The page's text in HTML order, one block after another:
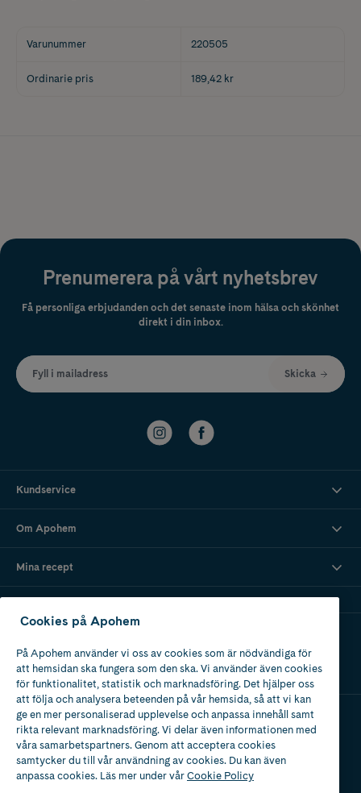
Varunummer 220505
Ordinarie pris 189,42 kr
Prenumerera på vårt nyhetsbrev
Få personliga erbjudanden och det senaste inom hälsa och skönhet
direkt i din inbox.
Fyll i mailadress Skicka
Kundservice
Om Apohem
Mina recept
Apotek med tillstånd
av Läkemedelsverket
Cookies på Apohem
På Apohem använder vi oss av cookies som är nödvändiga för
att hemsidan ska fungera som den ska. Vi använder även cookies
för funktionalitet, statistik och marknadsföring. Det hjälper oss
att följa och analysera beteenden på vår hemsida, så att vi kan
ge en mer personaliserad upplevelse och anpassa innehåll samt
rikta relevant marknadsföring. Vi delar även informationen med
våra samarbetspartners. Genom att acceptera cookies
samtycker du till vår användning av cookies. Du kan även
anpassa cookies. Läs mer under vårCookie Policy